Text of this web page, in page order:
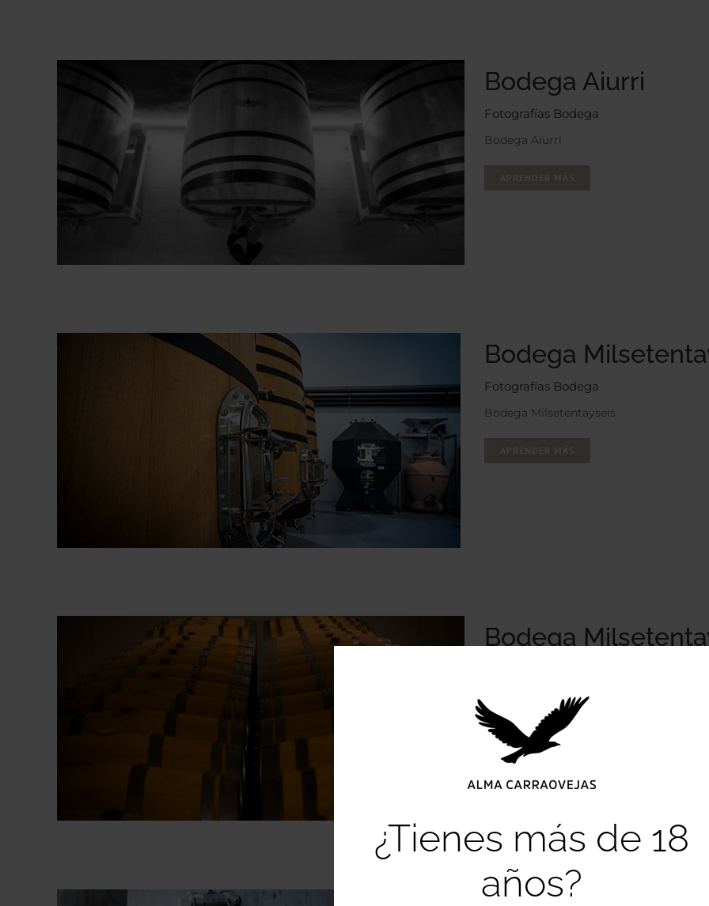
¿Tienes más de 18
años?
Bodega Aiurri
Fotografías Bodega
Bodega Aiurri
Bodega Milsetentayseis
Fotografías Bodega
Bodega
Fotografías Bodega
Bodega Milsetentayseis
Bodega Milsetentayseis
Fotografías Bodega
Bodega
Bodega Milsetentayseis
APRENDER MÁS
Bodega Viña Meín – Emilio Rojo
Fotografías Bodega